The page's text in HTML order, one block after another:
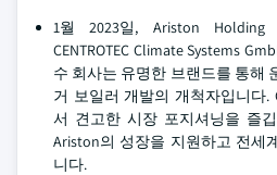
1월 2023일, Ariston Holding
CENTROTEC Climate Systems
수 회사는 유명한 브랜드를 통해
거 보일러 개발의 개척자입니다.
서 견고한 시장 포지셔닝을 즐
Ariston의 성장을 지원하고 전세
니다.